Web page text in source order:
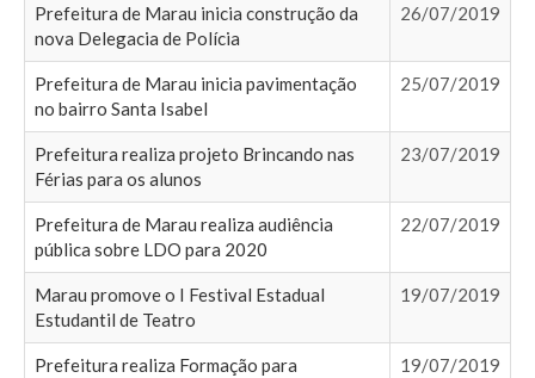
Prefeitura de Marau inicia construção da
nova Delegacia de Polícia
26/07/2019
Prefeitura de Marau inicia pavimentação
no bairro Santa Isabel
25/07/2019
Prefeitura realiza projeto Brincando nas
Férias para os alunos
23/07/2019
Prefeitura de Marau realiza audiência
pública sobre LDO para 2020
22/07/2019
Marau promove o I Festival Estadual
Estudantil de Teatro
19/07/2019
Prefeitura realiza Formação para
19/07/2019